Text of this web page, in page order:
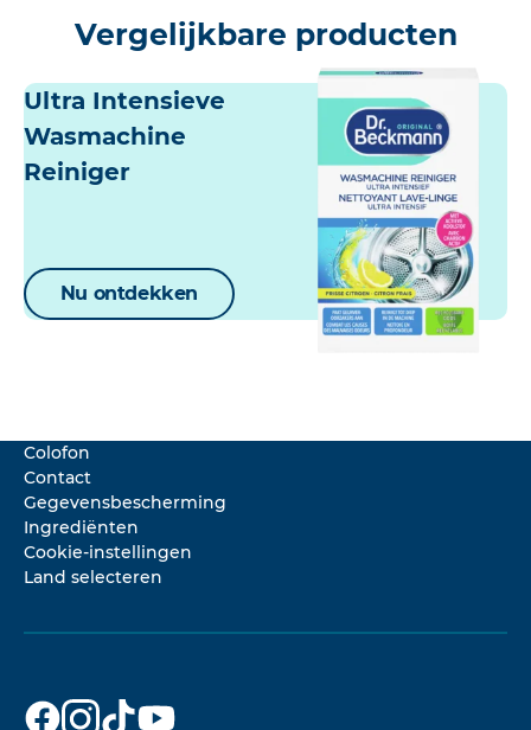
Vergelijkbare producten
Ultra Intensieve
Wasmachine
Reiniger
Nu ontdekken
Colofon
Contact
Gegevensbescherming
Ingrediënten
Cookie-instellingen
Land selecteren
Dr. Beckmann
Dr. Beckmann
Dr. Beckmann
Dr. Beckmann